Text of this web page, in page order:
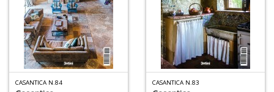
CASANTICA N.84 CASANTICA N.83